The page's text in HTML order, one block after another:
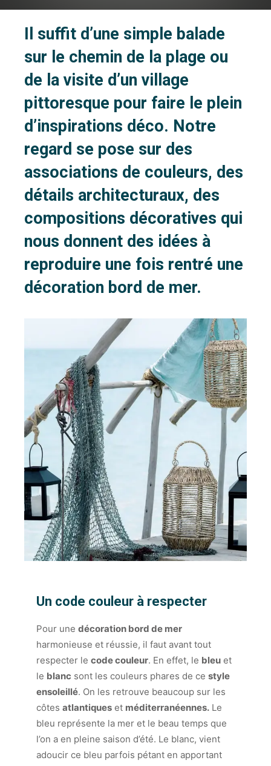
Il suffit d’une simple balade
sur le chemin de la plage ou
de la visite d’un village
pittoresque pour faire le plein
d’inspirations déco. Notre
regard se pose sur des
associations de couleurs, des
détails architecturaux, des
compositions décoratives qui
nous donnent des idées à
reproduire une fois rentré une
décoration bord de mer.
Un code couleur à respecter
Pour une décoration bord de mer
harmonieuse et réussie, il faut avant tout
respecter le code couleur. En effet, le bleu et
le blanc sont les couleurs phares de ce style
ensoleillé. On les retrouve beaucoup sur les
côtes atlantiques et méditerranéennes. Le
bleu représente la mer et le beau temps que
l’on a en pleine saison d’été. Le blanc, vient
adoucir ce bleu parfois pétant en apportant